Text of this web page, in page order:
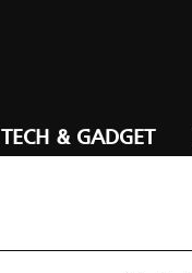
TECH & GADGET